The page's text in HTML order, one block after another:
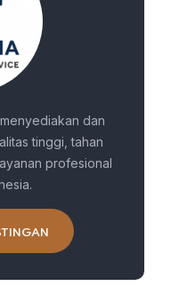
dan
tinggi, tahan
profesional